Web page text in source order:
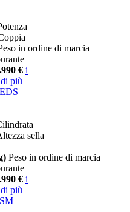
in ordine di marcia
€ i
più
sella
Peso in ordine di marcia
€ i
più